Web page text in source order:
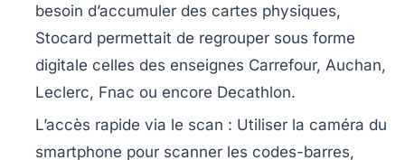
besoin d’accumuler des cartes physiques,
Stocard permettait de regrouper sous forme
digitale celles des enseignes Carrefour, Auchan,
Leclerc, Fnac ou encore Decathlon.
L’accès rapide via le scan : Utiliser la caméra du
smartphone pour scanner les codes-barres,